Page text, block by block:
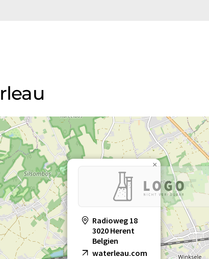
Radioweg 18
3020 Herent
Belgien
waterleau.com
×